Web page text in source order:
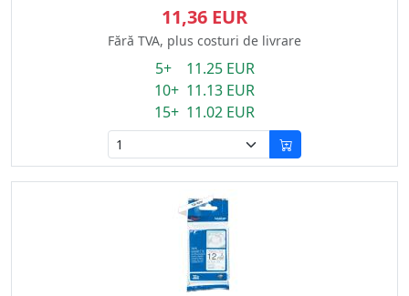
11,36 EUR
Fără TVA, plus costuri de livrare
5+ 11.25 EUR
10+ 11.13 EUR
15+ 11.02 EUR